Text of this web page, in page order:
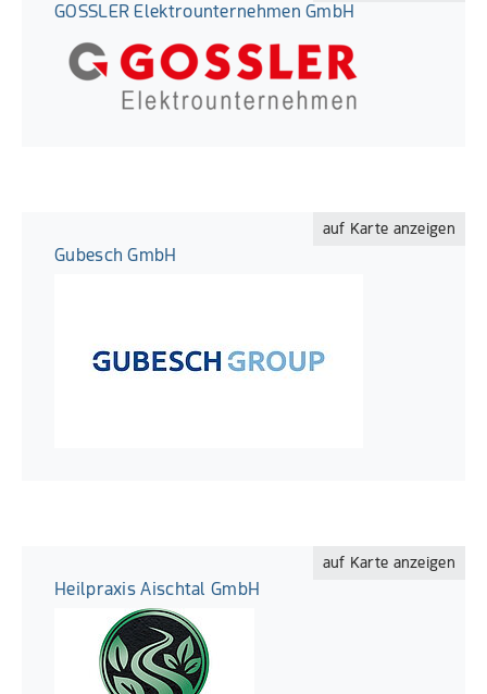
GOSSLER Elektrounternehmen GmbH
auf Karte anzeigen
Gubesch GmbH
auf Karte anzeigen
Heilpraxis Aischtal GmbH